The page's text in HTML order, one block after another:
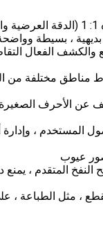
بديهية ، بسيطة
والكشف الفعال
مناطق مختلفة من
عن الأحرف
المستخدم ، وإدارة
عيوب
المتقدم ،
، مثل الطباعة